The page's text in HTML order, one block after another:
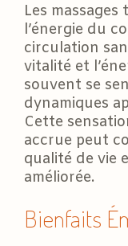
Les
l’énergie du
circulation
vitalité et
souvent se
dynamiques
Cette
accrue peut
qualité de vie
améliorée.
Bienfaits